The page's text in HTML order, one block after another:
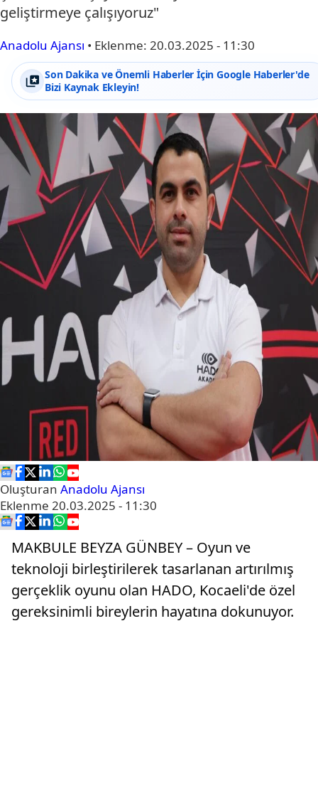
geliştirmeye çalışıyoruz"
Anadolu Ajansı • Eklenme: 20.03.2025 - 11:30
Son Dakika ve Önemli Haberler İçin Google Haberler'de
Bizi Kaynak Ekleyin!
Oluşturan Anadolu Ajansı
Eklenme 20.03.2025 - 11:30
MAKBULE BEYZA GÜNBEY – Oyun ve
teknoloji birleştirilerek tasarlanan artırılmış
gerçeklik oyunu olan HADO, Kocaeli'de özel
gereksinimli bireylerin hayatına dokunuyor.